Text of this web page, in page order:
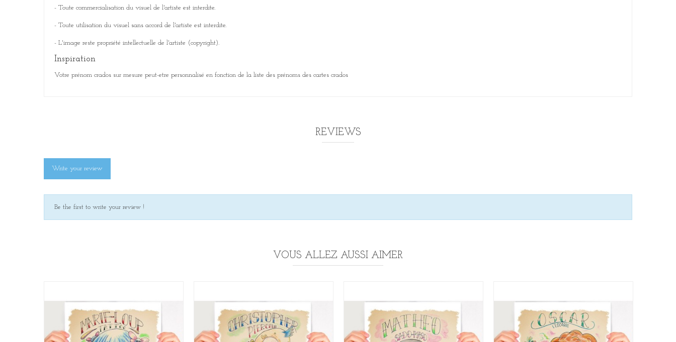
- Toute commercialisation du visuel de l'artiste est interdite.
- Toute utilisation du visuel sans accord de l'artiste est interdite.
- L'image reste propriété intellectuelle de l'artiste (copyright).
Inspiration
Votre prénom crados sur mesure peut-etre personnalisé en fonction de la liste des prénoms des cartes crados
REVIEWS
Write your review
Be the first to write your review !
VOUS ALLEZ AUSSI AIMER